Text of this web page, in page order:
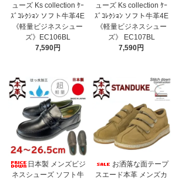
ューズ Ks collection ｹｰ
ｽﾞｺﾚｸｼｮﾝ ソフト牛革4E
《軽量ビジネスシュー
ズ》EC106BL
7,590円
ューズ Ks collection ｹｰ
ｽﾞｺﾚｸｼｮﾝ ソフト牛革4E
《軽量ビジネスシュー
ズ》 EC107BL
7,590円
日本製 メンズビジ
ネスシューズ ソフト牛
お洒落な面テープ
スエード本革 メンズカ